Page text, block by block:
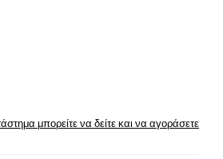
μπορείτε να δείτε και να αγοράσετε